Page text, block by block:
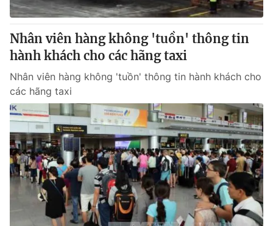
Nhân viên hàng không 'tuồn' thông tin
hành khách cho các hãng taxi
Nhân viên hàng không 'tuồn' thông tin hành khách cho
các hãng taxi